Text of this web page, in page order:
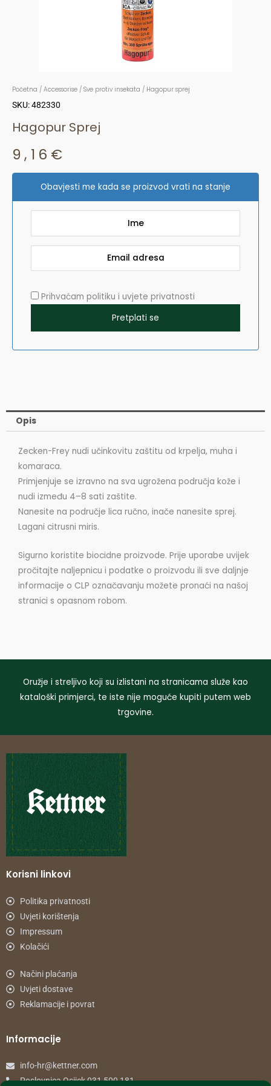
Početna / Accessorise / Sve protiv insekata / Hagopur sprej
SKU: 482330
Hagopur Sprej
9,16 €
Obavjesti me kada se proizvod vrati na stanje
Prihvaćam politiku i uvjete privatnosti
Opis
Zecken-Frey nudi učinkovitu zaštitu od krpelja, muha i
komaraca.
Primjenjuje se izravno na sva ugrožena područja kože i
nudi između 4–8 sati zaštite.
Nanesite na područje lica ručno, inače nanesite sprej.
Lagani citrusni miris.
Sigurno koristite biocidne proizvode. Prije uporabe uvijek
pročitajte naljepnicu i podatke o proizvodu ili sve daljnje
informacije o CLP označavanju možete pronaći na našoj
stranici s opasnom robom.
Oružje i streljivo koji su izlistani na stranicama služe kao
kataloški primjerci, te iste nije moguće kupiti putem web
trgovine.
Korisni linkovi
Politika privatnosti
Uvjeti korištenja
Impressum
Kolačići
Načini plaćanja
Uvjeti dostave
Reklamacije i povrat
Informacije
info-hr@kettner.com
Poslovnica Osijek 031 500 181